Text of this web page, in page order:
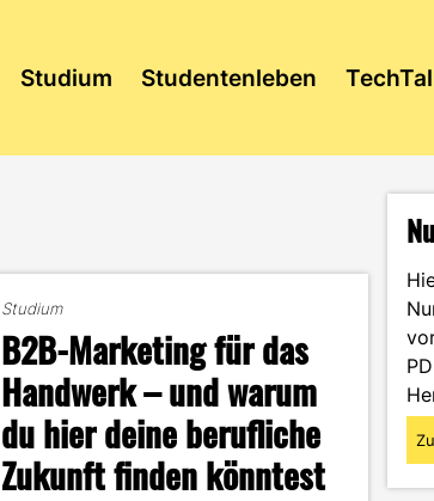
Studium Studentenleben
Studium
B2B-Marketing für das
Handwerk – und warum
du hier deine berufliche
Zukunft finden könntest